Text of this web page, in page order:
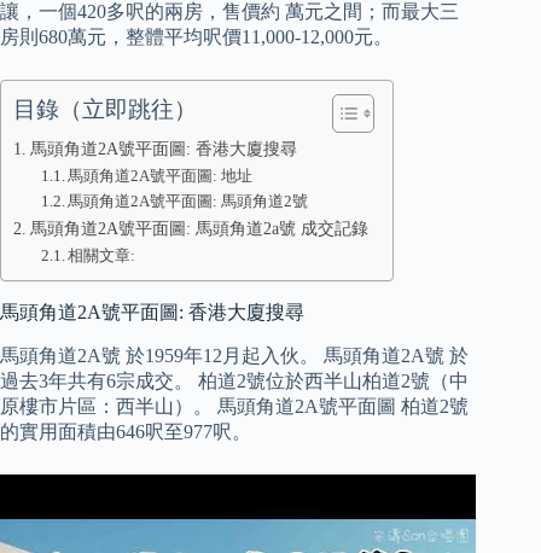
讓，一個420多呎的兩房，售價約 萬元之間；而最大三
房則680萬元，整體平均呎價11,000-12,000元。
目錄（立即跳往）
馬頭角道2A號平面圖: 香港大廈搜尋
馬頭角道2A號平面圖: 地址
馬頭角道2A號平面圖: 馬頭角道2號
馬頭角道2A號平面圖: 馬頭角道2a號 成交記錄
相關文章:
馬頭角道2A號平面圖: 香港大廈搜尋
馬頭角道2A號 於1959年12月起入伙。 馬頭角道2A號 於
過去3年共有6宗成交。 柏道2號位於西半山柏道2號（中
原樓市片區：西半山）。 馬頭角道2A號平面圖 柏道2號
的實用面積由646呎至977呎。